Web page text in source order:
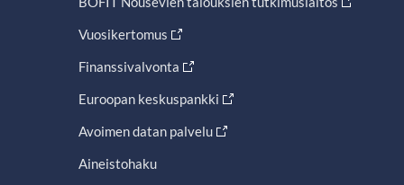
Vuosikertomus
Finanssivalvonta
Euroopan keskuspankki
Avoimen datan palvelu
Aineistohaku